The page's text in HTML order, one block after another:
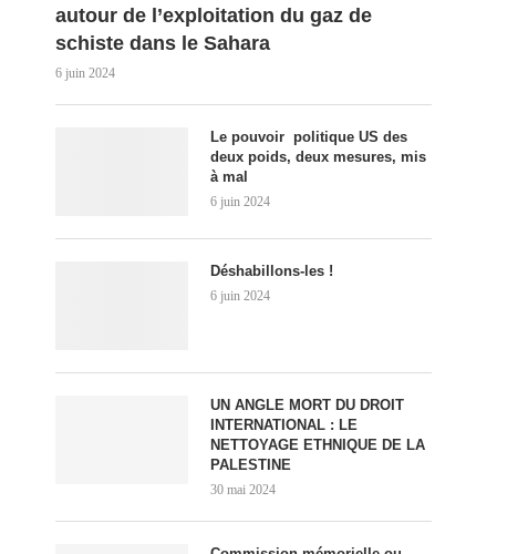
autour de l’exploitation du gaz de
schiste dans le Sahara
6 juin 2024
Le pouvoir politique US des
deux poids, deux mesures, mis
à mal
6 juin 2024
Déshabillons-les !
6 juin 2024
UN ANGLE MORT DU DROIT
INTERNATIONAL : LE
NETTOYAGE ETHNIQUE DE LA
PALESTINE
30 mai 2024